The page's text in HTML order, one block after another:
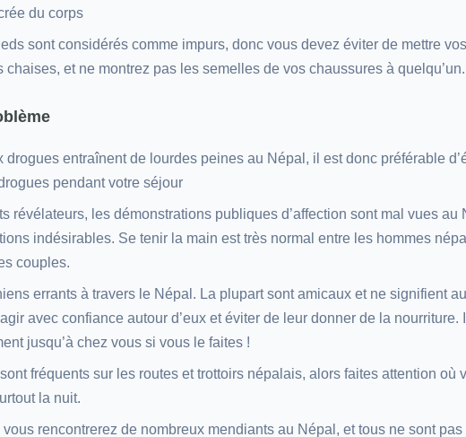
du corps
sont considérés comme impurs, donc vous devez éviter de mettre
chaises, et ne montrez pas les semelles de vos chaussures à quelqu’un.
drogues entraînent de lourdes peines au Népal, il est donc préférable
pendant votre séjour
révélateurs, les démonstrations publiques d’affection sont mal vues au
indésirables. Se tenir la main est très normal entre les hommes
couples.
errants à travers le Népal. La plupart sont amicaux et ne signifient
avec confiance autour d’eux et éviter de leur donner de la nourriture.
jusqu’à chez vous si vous le faites !
fréquents sur les routes et trottoirs népalais, alors faites attention où
la nuit.
rencontrerez de nombreux mendiants au Népal, et tous ne sont pas